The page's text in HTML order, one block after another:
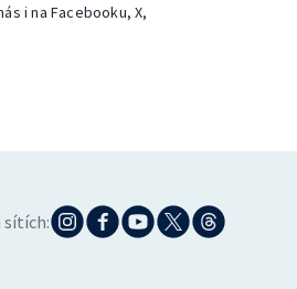
i na Facebooku, X,
sítích: